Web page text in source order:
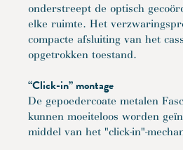
onderstreept de optisch
elke ruimte. Het
compacte afsluiting van het
opgetrokken toestand.
“Click-in” montage
De gepoedercoate metalen
kunnen moeiteloos worden
middel van het "click-in"-